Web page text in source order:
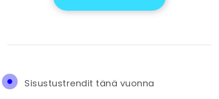
Sisustustrendit tänä vuonna